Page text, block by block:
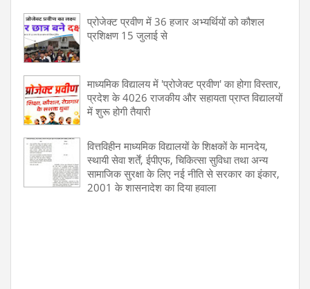
प्रोजेक्ट प्रवीण में 36 हजार अभ्यर्थियों को कौशल
प्रशिक्षण 15 जुलाई से
माध्यमिक विद्यालय में 'प्रोजेक्ट प्रवीण' का होगा विस्तार,
प्रदेश के 4026 राजकीय और सहायता प्राप्त विद्यालयों
में शुरू होगी तैयारी
वित्तविहीन माध्यमिक विद्यालयों के शिक्षकों के मानदेय,
स्थायी सेवा शर्तें, ईपीएफ, चिकित्सा सुविधा तथा अन्य
सामाजिक सुरक्षा के लिए नई नीति से सरकार का इंकार,
2001 के शासनादेश का दिया हवाला